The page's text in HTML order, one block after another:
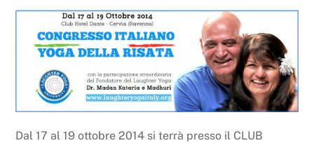
Dal 17 al 19 ottobre 2014 si terrà presso il CLUB